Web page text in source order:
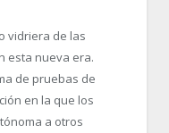
vidriera de las
esta nueva era.
de pruebas de
en la que los
a otros